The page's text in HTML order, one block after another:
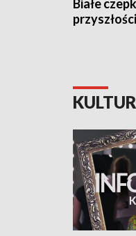
Białe
przyszłości